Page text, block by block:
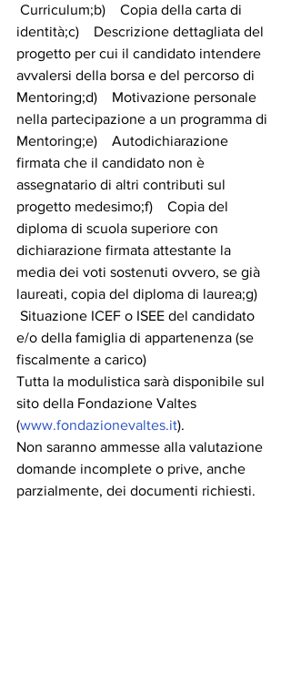
Curriculum;b)    Copia della carta di
identità;c)    Descrizione dettagliata del
progetto per cui il candidato intendere
avvalersi della borsa e del percorso di
Mentoring;d)    Motivazione personale
nella partecipazione a un programma di
Mentoring;e)    Autodichiarazione
firmata che il candidato non è
assegnatario di altri contributi sul
progetto medesimo;f)    Copia del
diploma di scuola superiore con
dichiarazione firmata attestante la
media dei voti sostenuti ovvero, se già
laureati, copia del diploma di laurea;g)
Situazione ICEF o ISEE del candidato
e/o della famiglia di appartenenza (se
fiscalmente a carico)
Tutta la modulistica sarà disponibile sul
sito della Fondazione Valtes
(www.fondazionevaltes.it).
Non saranno ammesse alla valutazione
domande incomplete o prive, anche
parzialmente, dei documenti richiesti.